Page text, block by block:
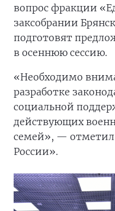
вопрос фракции
заксобрании
подготовят
в осеннюю сессию.
«Необходимо
разработке
социальной
действующих
семей», — отметил
России».